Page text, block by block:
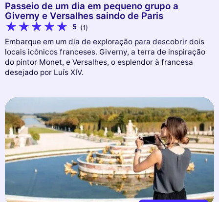
Passeio de um dia em pequeno grupo a
Giverny e Versalhes saindo de Paris
5 (1)
Embarque em um dia de exploração para descobrir dois
locais icônicos franceses. Giverny, a terra de inspiração
do pintor Monet, e Versalhes, o esplendor à francesa
desejado por Luís XIV.